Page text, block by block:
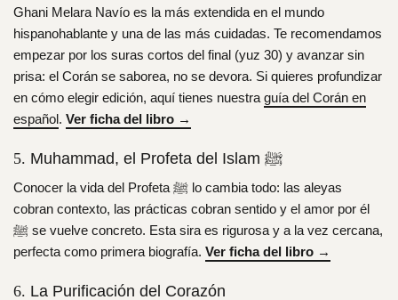
Ghani Melara Navío es la más extendida en el mundo
hispanohablante y una de las más cuidadas. Te recomendamos
empezar por los suras cortos del final (yuz 30) y avanzar sin
prisa: el Corán se saborea, no se devora. Si quieres profundizar
en cómo elegir edición, aquí tienes nuestra guía del Corán en
español. Ver ficha del libro →
5. Muhammad, el Profeta del Islam ﷺ
Conocer la vida del Profeta ﷺ lo cambia todo: las aleyas
cobran contexto, las prácticas cobran sentido y el amor por él
ﷺ se vuelve concreto. Esta sira es rigurosa y a la vez cercana,
perfecta como primera biografía. Ver ficha del libro →
6. La Purificación del Corazón